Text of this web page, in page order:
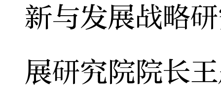
新与发展战略
展研究院院长